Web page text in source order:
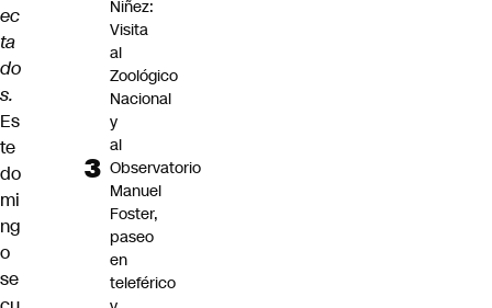
ec
ta
do
s.
Es
te
do
mi
ng
o
se
Niñez:
Visita
al
Zoológico
Nacional
y
al
Observatorio
Manuel
Foster,
paseo
en
teleférico